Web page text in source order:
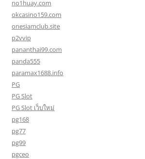
no1huay.com
okcasino159.com
onesiamclub.site
p2vvip
pananthai99.com
panda555
paramax1688.info
PG
PG Slot
PG Slot เว็บใหม่
pg168
pg77
pg99
pgceo